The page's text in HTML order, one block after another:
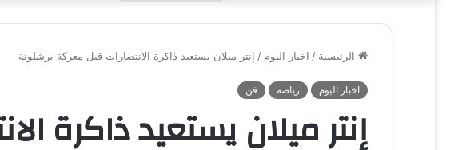
الرئيسية / اخبار اليوم / إنتر ميلان يستعيد ذاكرة الانتصارات قبل معركة برشلونة
اخبار اليوم رياضة فن
إنتر ميلان يستعيد ذاكرة